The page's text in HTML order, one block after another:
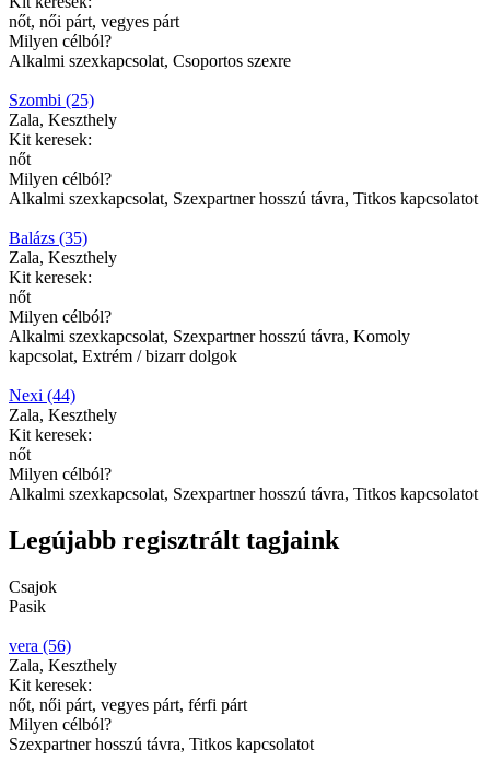
nőt, női párt, vegyes párt
Milyen célból?
Alkalmi szexkapcsolat, Csoportos szexre
Szombi (25)
Zala, Keszthely
Kit keresek:
nőt
Milyen célból?
Alkalmi szexkapcsolat, Szexpartner hosszú távra, Titkos kapcsolatot
Balázs (35)
Zala, Keszthely
Kit keresek:
nőt
Milyen célból?
Alkalmi szexkapcsolat, Szexpartner hosszú távra, Komoly
kapcsolat, Extrém / bizarr dolgok
Nexi (44)
Zala, Keszthely
Kit keresek:
nőt
Milyen célból?
Alkalmi szexkapcsolat, Szexpartner hosszú távra, Titkos kapcsolatot
Legújabb regisztrált tagjaink
Csajok
Pasik
vera (56)
Zala, Keszthely
Kit keresek:
nőt, női párt, vegyes párt, férfi párt
Milyen célból?
Szexpartner hosszú távra, Titkos kapcsolatot